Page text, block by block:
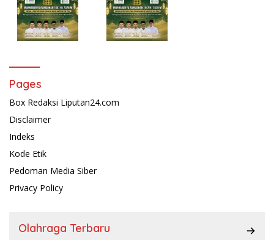
Pages
Box Redaksi Liputan24.com
Disclaimer
Indeks
Kode Etik
Pedoman Media Siber
Privacy Policy
Olahraga Terbaru